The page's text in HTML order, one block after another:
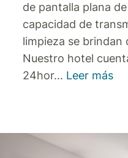
de pantalla plana
capacidad de
limpieza se brindan
Nuestro hotel
24hor... Leer más